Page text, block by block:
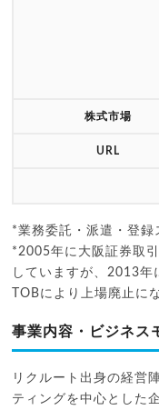
株式市場
URL
*業務委託・派遣・登録
*2005年に大阪証券取
していますが、2013年
TOBにより上場廃止に
事業内容・ビジネス
リクルート出身の経営
ティングを中心とした